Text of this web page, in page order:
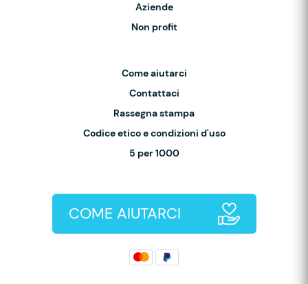
Aziende
Non profit
Come aiutarci
Contattaci
Rassegna stampa
Codice etico e condizioni d'uso
5 per 1000
COME AIUTARCI